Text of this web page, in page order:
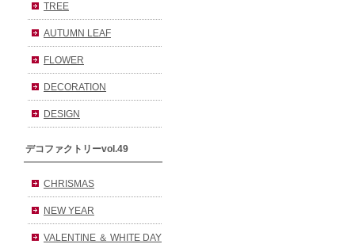
TREE
AUTUMN LEAF
FLOWER
DECORATION
DESIGN
デコファクトリーvol.49
CHRISMAS
NEW YEAR
VALENTINE ＆ WHITE DAY